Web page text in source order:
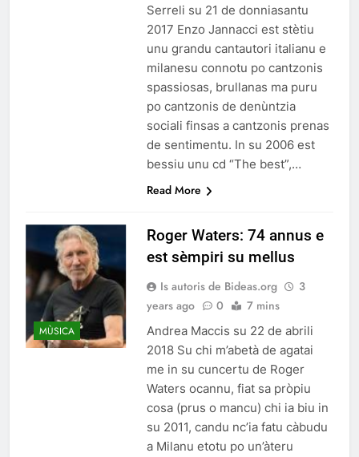
Serreli su 21 de donniasantu
2017 Enzo Jannacci est stètiu
unu grandu cantautori italianu e
milanesu connotu po cantzonis
spassiosas, brullanas ma puru
po cantzonis de denùntzia
sociali finsas a cantzonis prenas
de sentimentu. In su 2006 est
bessiu unu cd “The best”,…
Read More
MÙSICA
Roger Waters: 74 annus e
est sèmpiri su mellus
Is autoris de Bideas.org
3
years ago
0 7 mins
Andrea Maccis su 22 de abrili
2018 Su chi m’abetà de agatai
me in su cuncertu de Roger
Waters ocannu, fiat sa pròpiu
cosa (prus o mancu) chi ia biu in
su 2011, candu nc’ia fatu càbudu
a Milanu etotu po un’àteru